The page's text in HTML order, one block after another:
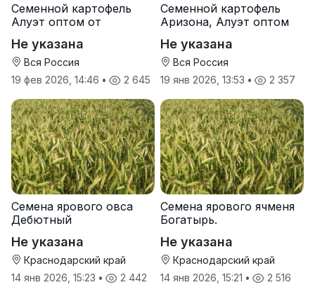
Семенной картофель
Алуэт оптом от
Не указана
Вся Россия
19 фев 2026, 14:46 • 2 645
Семенной картофель
Аризона, Алуэт оптом
Не указана
Вся Россия
19 янв 2026, 13:53 • 2 357
Семена ярового овса
Дебютный
Не указана
Краснодарский край
14 янв 2026, 15:23 • 2 442
Семена ярового ячменя
Богатырь.
Не указана
Краснодарский край
14 янв 2026, 15:21 • 2 516